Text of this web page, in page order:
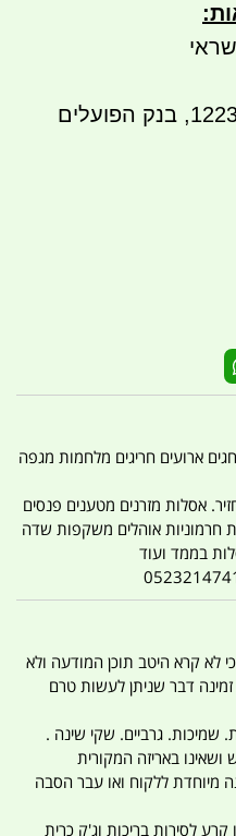
:
העברה בנקאית לחשבון 12230, בנק הפועלים
שבתות חגים ארועים חריגים מלחמות מגפה
אסלות מזרנים מטענים פנסים
חרמוניות אוהלים משקפות שדה
בממד ועוד
כי לא קרא היטב תוכן המודעה ולא
דבר שניתן לעשות טרם
שמיכות. גרביים. שקי שינה .
באריזה המקורית
מיוחדת ללקוח ואו עבר הסבה
קרע לסירות בריכות וג'ק כרית